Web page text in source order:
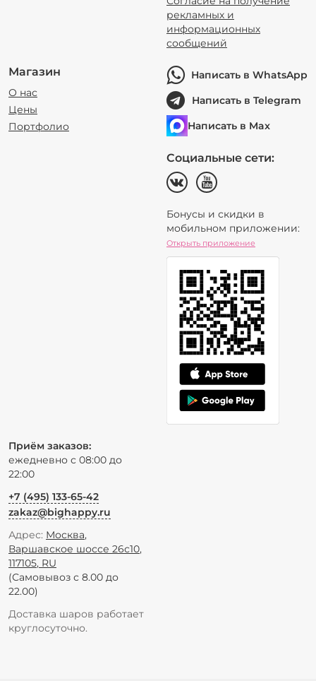
рекламных и
информационных
сообщений
Магазин
О нас
Цены
Портфолио
Написать в WhatsApp
Написать в Telegram
Написать в Max
Социальные сети:
Бонусы и скидки в
мобильном приложении:
Открыть приложение
Приём заказов:
ежедневно с 08:00 до
22:00
+7 (495) 133-65-42
zakaz@bighappy.ru
Адрес: Москва,
Варшавское шоссе 26с10,
117105, RU
(Самовывоз с 8.00 до
22.00)
Доставка шаров работает
круглосуточно.